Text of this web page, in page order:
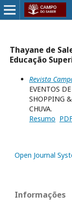
Thayane de
Educação
Revista
EVENTOS
SHOPPING
CHUVA.
Resumo
Open Journal
Informações